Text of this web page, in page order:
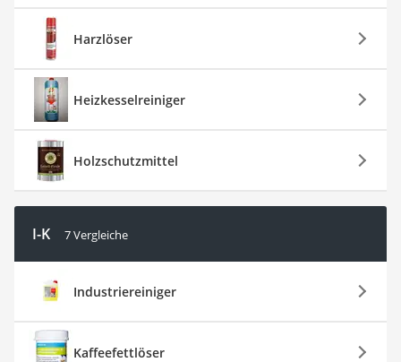
Harzlöser
Heizkesselreiniger
Holzschutzmittel
I-K 7 Vergleiche
Industriereiniger
Kaffeefettlöser